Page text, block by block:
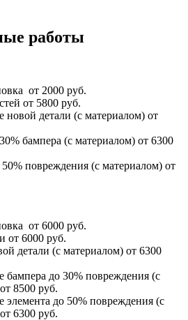
работы
от 2000 руб.
от 5800 руб.
детали (с материалом) от
бампера (с материалом) от 6300
повреждения (с материалом) от
от 6000 руб.
от 6000 руб.
детали (с материалом) от 6300
бампера до 30% повреждения (с
от 8500 руб.
до 50% повреждения (с
от 6300 руб.